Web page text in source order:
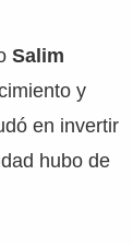
Salim
y
en invertir
hubo de